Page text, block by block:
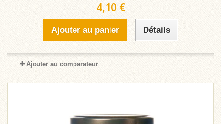
4,10 €
Ajouter au panier Détails
Ajouter au comparateur